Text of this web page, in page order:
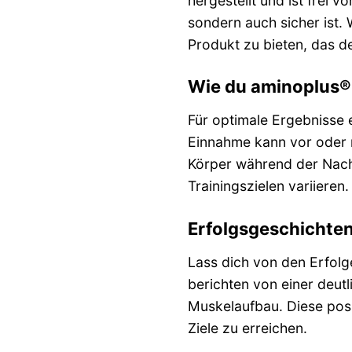
sondern auch sicher ist.
Produkt zu bieten, das
Wie du
Für optimale
Einnahme kann vor
Körper während der
Trainingszielen
Lass dich von den
berichten von einer
Muskelaufbau. Diese
Ziele zu erreichen.